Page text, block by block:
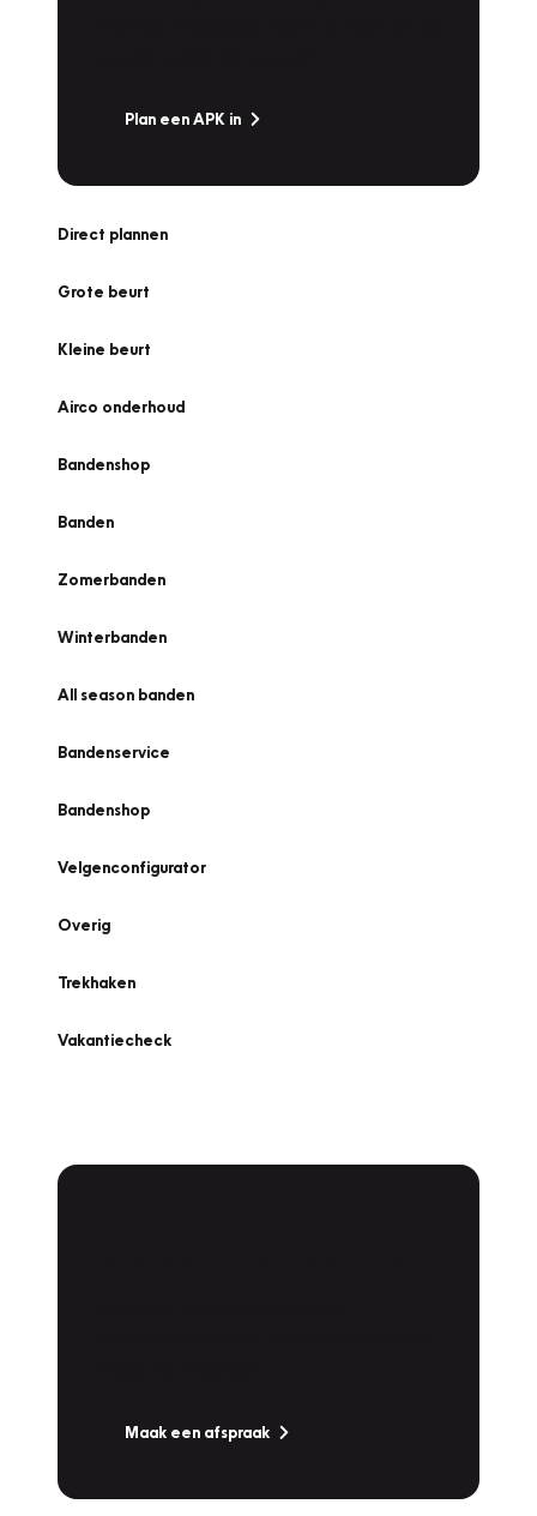
Plan een APK in
Direct plannen
Grote beurt
Kleine beurt
Airco onderhoud
Bandenshop
Banden
Zomerbanden
Winterbanden
All season banden
Bandenservice
Bandenshop
Velgenconfigurator
Overig
Trekhaken
Vakantiecheck
Maak een afspraak